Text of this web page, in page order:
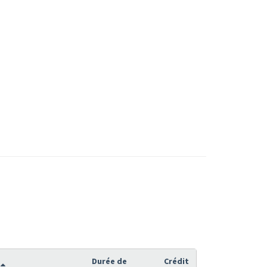
Durée de Crédit